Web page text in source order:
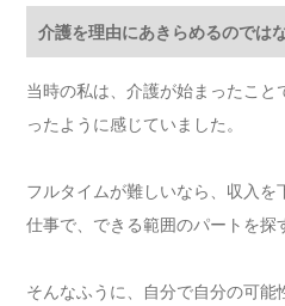
介護を理由にあきらめるのでは
当時の私は、介護が始まったこと
ったように感じていました。
フルタイムが難しいなら、収入を
仕事で、できる範囲のパートを探
そんなふうに、自分で自分の可